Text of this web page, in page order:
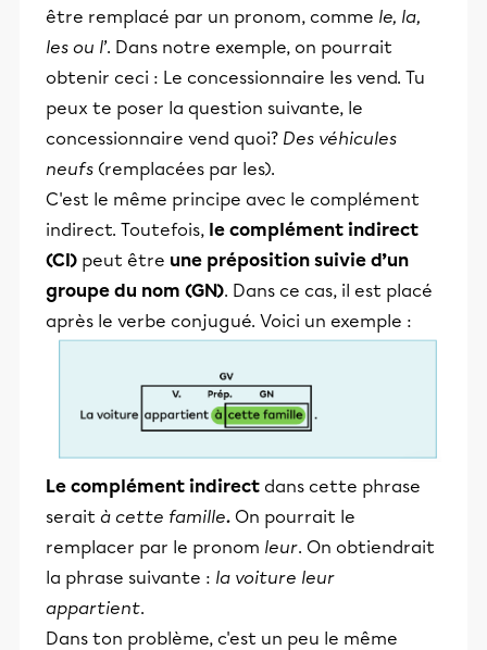
être remplacé par un pronom, comme le, la,
les ou l’. Dans notre exemple, on pourrait
obtenir ceci : Le concessionnaire les vend. Tu
peux te poser la question suivante, le
concessionnaire vend quoi? Des véhicules
neufs (remplacées par les).
C'est le même principe avec le complément
indirect. Toutefois, le complément indirect
(CI) peut être une préposition suivie d’un
groupe du nom (GN). Dans ce cas, il est placé
après le verbe conjugué. Voici un exemple :
Le complément indirect dans cette phrase
serait à cette famille. On pourrait le
remplacer par le pronom leur. On obtiendrait
la phrase suivante : la voiture leur
appartient.
Dans ton problème, c'est un peu le même